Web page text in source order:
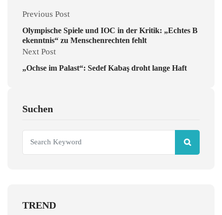
Previous Post
Olympische Spiele und IOC in der Kritik: „Echtes B
ekenntnis“ zu Menschenrechten fehlt
Next Post
„Ochse im Palast“: Sedef Kabaş droht lange Haft
Suchen
TREND